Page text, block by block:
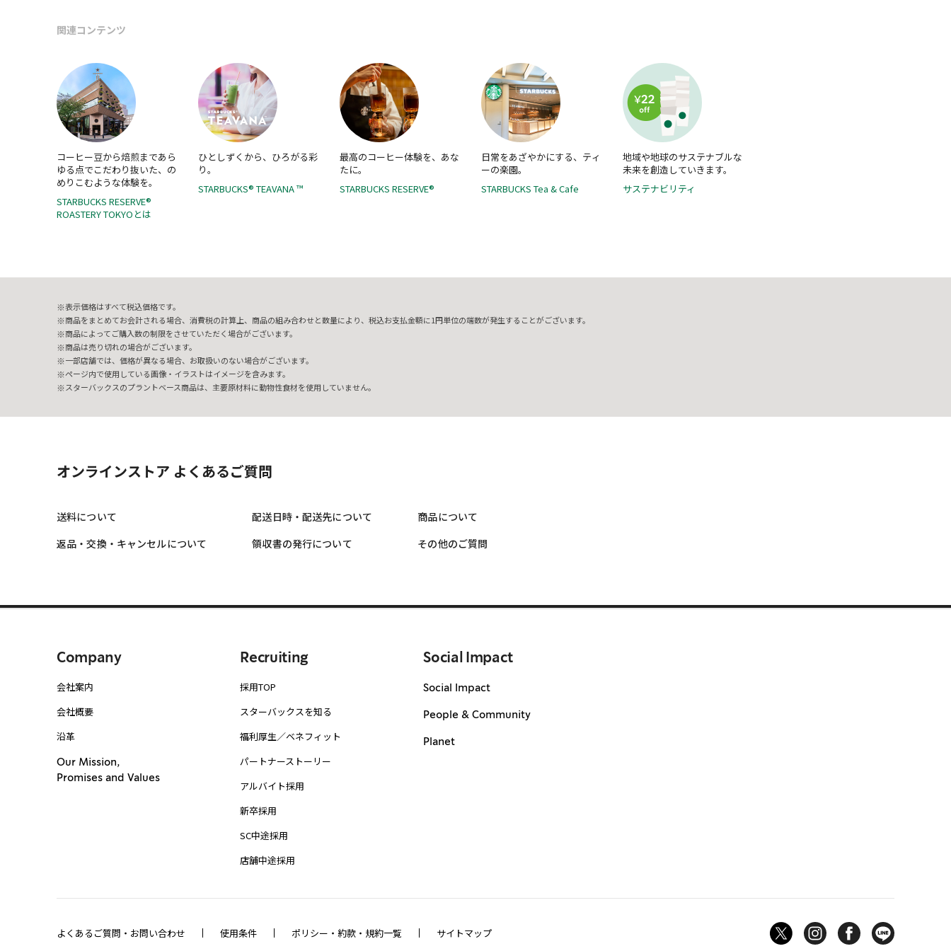
関連コンテンツ
コーヒー豆から焙煎まであら
ゆる点でこだわり抜いた、の
めりこむような体験を。
STARBUCKS RESERVE®
ROASTERY TOKYOとは
ひとしずくから、ひろがる彩
り。
STARBUCKS® TEAVANA ™
最高のコーヒー体験を、あな
たに。
STARBUCKS RESERVE®
日常をあざやかにする、ティ
ーの楽園。
STARBUCKS Tea & Cafe
地域や地球のサステナブルな
未来を創造していきます。
サステナビリティ
表示価格はすべて税込価格です。
商品をまとめてお会計される場合、消費税の計算上、商品の組み合わせと数量により、税込お支払金額に1円単位の端数が発生することがございます。
商品によってご購入数の制限をさせていただく場合がございます。
商品は売り切れの場合がございます。
一部店舗では、価格が異なる場合、お取扱いのない場合がございます。
ページ内で使用している画像・イラストはイメージを含みます。
スターバックスのプラントベース商品は、主要原材料に動物性食材を使用していません。
オンラインストア よくあるご質問
送料について
返品・交換・キャンセルについて
配送日時・配送先について
領収書の発行について
商品について
その他のご質問
Company
会社案内
会社概要
沿革
Our Mission,
Promises and Values
Recruiting
採用TOP
スターバックスを知る
福利厚生／ベネフィット
パートナーストーリー
アルバイト採用
新卒採用
SC中途採用
店舗中途採用
Social Impact
Social Impact
People & Community
Planet
よくあるご質問・お問い合わせ 使用条件 ポリシー・約款・規約一覧 サイトマップ